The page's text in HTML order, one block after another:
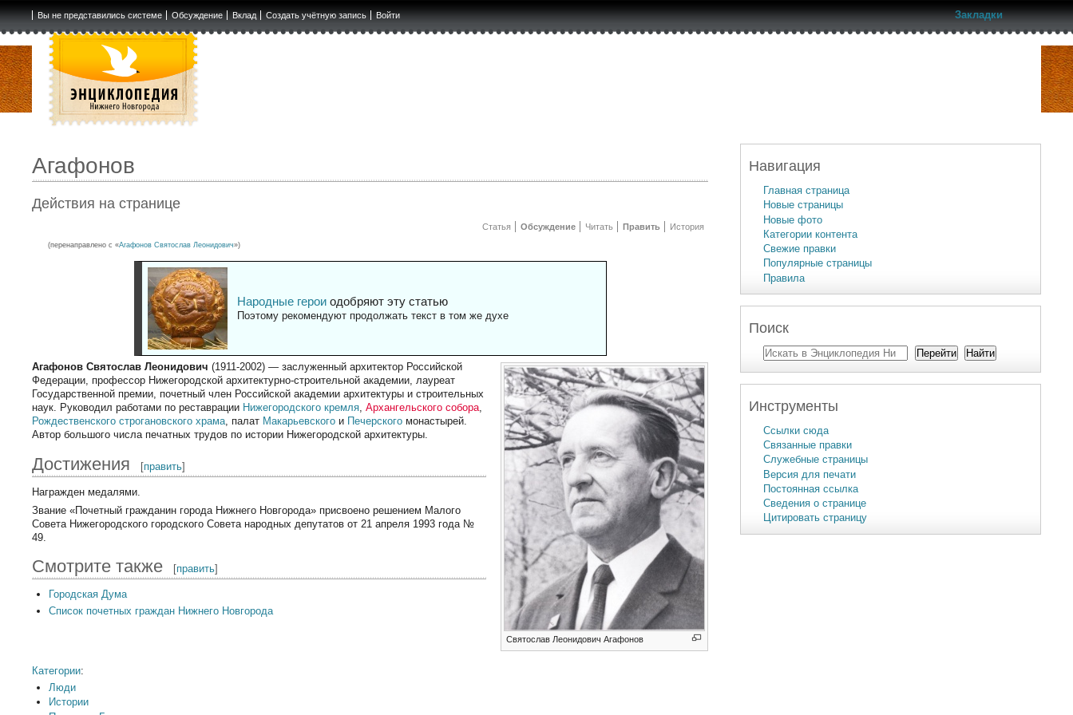
Вы не представились системе Обсуждение Вклад Создать учётную запись Войти Закладки
Агафонов
Действия на странице
Статья Обсуждение Читать Править История
(перенаправлено с «Агафонов Святослав Леонидович»)
Народные героиодобряют эту статью
Поэтому рекомендуют продолжать текст в том же духе
Святослав Леонидович Агафонов
Агафонов Святослав Леонидович (1911-2002) — заслуженный архитектор Российской
Федерации, профессор Нижегородской архитектурно-строительной академии, лауреат
Государственной премии, почетный член Российской академии архитектуры и строительных
наук. Руководил работами по реставрации Нижегородского кремля,Архангельского собора,
Рождественского строгановского храма, палат Макарьевского и Печерского монастырей.
Автор большого числа печатных трудов по истории Нижегородской архитектуры.
Достижения [править]
Награжден медалями.
Звание «Почетный гражданин города Нижнего Новгорода» присвоено решением Малого
Совета Нижегородского городского Совета народных депутатов от 21 апреля 1993 года №
49.
Смотрите также [править]
Городская Дума
Список почетных граждан Нижнего Новгорода
Категории:
Люди
Истории
Навигация
Главная страница
Новые страницы
Новые фото
Категории контента
Свежие правки
Популярные страницы
Правила
Поиск
Инструменты
Ссылки сюда
Связанные правки
Служебные страницы
Версия для печати
Постоянная ссылка
Сведения о странице
Цитировать страницу